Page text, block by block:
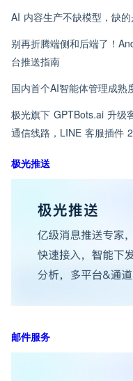
AI 内容生产不缺模型，缺
别再折腾端侧和后端了！
台推送指南
国内首个AI智能体管理成熟
极光旗下 GPTBots.ai 升级
通信线路，LINE 客服插件
极光推送
邮件服务